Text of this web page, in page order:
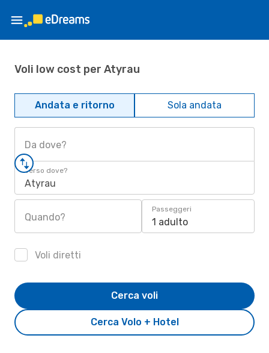
Voli low cost per Atyrau
Andata e ritorno Sola andata
Da dove?
Verso dove?
Atyrau
Quando?
Passeggeri
1 adulto
Voli diretti
Cerca Volo + Hotel
Cerca voli